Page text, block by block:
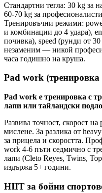
Стандартни тегла: 30 kg за
60-70 kg за
Тренировъчни режими:
и комбинации до 4 удара),
почивка), speed (рунди от
незаменим — никой
часа годишно на круша.
Pad work (тренировка
Pad work е тренировка с
лапи или тайландски
Развива точност, скорост
мислене. За разлика от
за прицела и скоростта.
work 4-6 пъти седмично с
лапи (Cleto Reyes, Twins,
издържа 5+ години.
HIIT за бойни